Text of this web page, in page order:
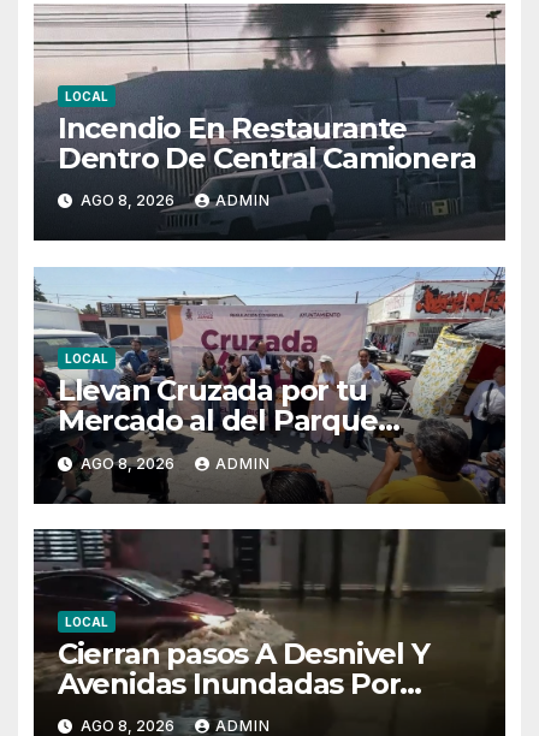
LOCAL
Incendio En Restaurante
Dentro De Central Camionera
AGO 8, 2026 ADMIN
LOCAL
Llevan Cruzada por tu
Mercado al del Parque
Hidalgo
AGO 8, 2026 ADMIN
LOCAL
Cierran pasos A Desnivel Y
Avenidas Inundadas Por
Fuertes Lluvias
AGO 8, 2026 ADMIN